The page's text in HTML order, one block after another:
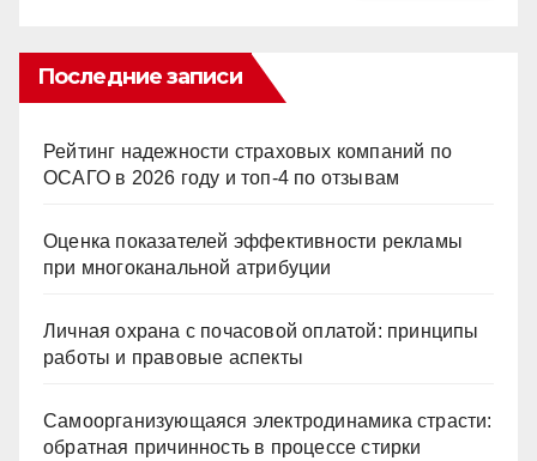
Последние записи
Рейтинг надежности страховых компаний по
ОСАГО в 2026 году и топ-4 по отзывам
Оценка показателей эффективности рекламы
при многоканальной атрибуции
Личная охрана с почасовой оплатой: принципы
работы и правовые аспекты
Самоорганизующаяся электродинамика страсти:
обратная причинность в процессе стирки